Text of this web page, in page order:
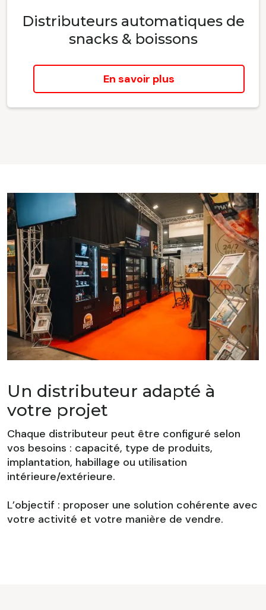
Distributeurs automatiques de
snacks & boissons
En savoir plus
Un distributeur adapté à
votre projet
Chaque distributeur peut être configuré selon
vos besoins : capacité, type de produits,
implantation, habillage ou utilisation
intérieure/extérieure.
L’objectif : proposer une solution cohérente avec
votre activité et votre manière de vendre.